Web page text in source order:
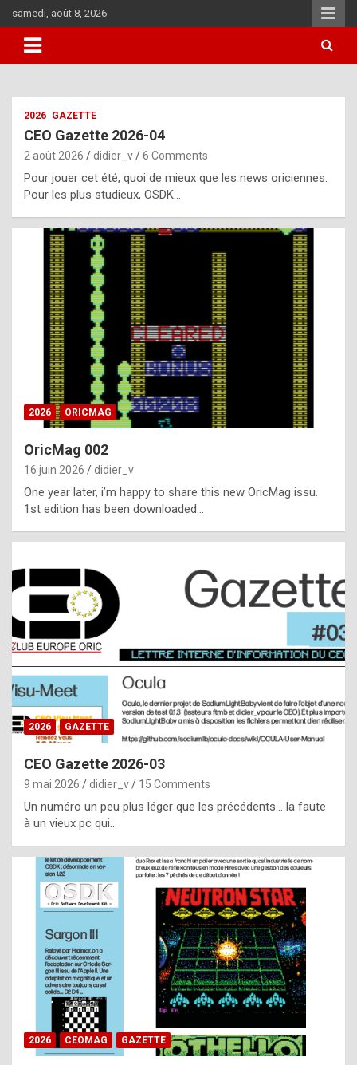
to
content
samedi, août 8, 2026
i
u
l
y
d
i
ff
i
l
t
t
s
t
a
s
i
e
f
o
m
m
a
y
b
e
b
y
2026 GAZETTE
CEO Gazette 2026-04
2 août 2026 didier_v 6 Comments
Pour jouer cet été, quoi de mieux que les news oriciennes.
Pour les plus studieux, OSDK…
2026 ORICMAG
OricMag 002
16 juin 2026 didier_v
One year later, i’m happy to share this new OricMag issu.
1st edition has been downloaded…
2026 GAZETTE
CEO Gazette 2026-03
9 mai 2026 didier_v 15 Comments
Un numéro un peu plus léger que les précédents… la faute
à un vieux pc qui…
2026 CEOMAG GAZETTE